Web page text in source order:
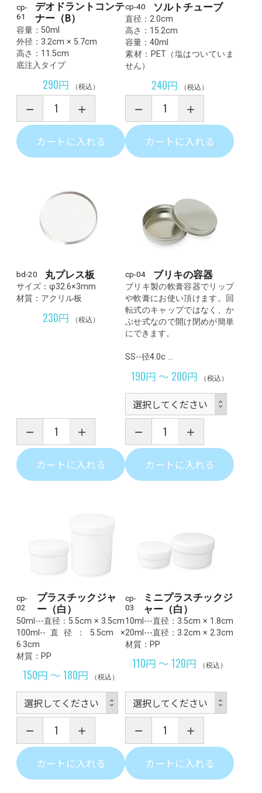
cp-
61
デオドラントコンテ
ナー（B）
容量：50ml
外径：3.2cm × 5.7cm
高さ：11.5cm
底注入タイプ
290円 （税込）
カートに入れる
cp-40 ソルトチューブ
直径：2.0cm
高さ：15.2cm
容量：40ml
素材：PET（塩はついていま
せん）
240円 （税込）
カートに入れる
bd-20 丸プレス板
サイズ：φ32.6×3mm
材質：アクリル板
230円 （税込）
カートに入れる
cp-04 ブリキの容器
ブリキ製の軟膏容器でリップ
や軟膏にお使い頂けます。回
転式のキャップではなく、か
ぶせ式なので開け閉めが簡単
にできます。
SS--径4.0c …
190円 ～ 200円 （税込）
カートに入れる
cp-
02
プラスチックジャ
ー（白）
50ml---直径：5.5cm × 3.5cm
100ml--直径：5.5cm ×
6.3cm
材質：PP
150円 ～ 180円 （税込）
カートに入れる
cp-
03
ミニプラスチックジ
ャー（白）
10ml---直径：3.5cm × 1.8cm
20ml---直径：3.2cm × 2.3cm
材質：PP
110円 ～ 120円 （税込）
カートに入れる